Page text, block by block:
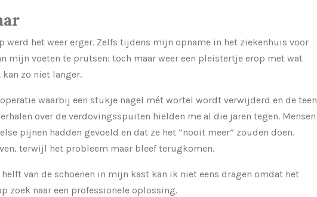
werd het weer erger. Zelfs tijdens mijn opname in het ziekenhuis voor
mijn voeten te prutsen: toch maar weer een pleistertje erop met wat
zo niet langer.
waarbij een stukje nagel mét wortel wordt verwijderd en de teen
over de verdovingsspuiten hielden me al die jaren tegen. Mensen
pijnen hadden gevoeld en dat ze het “nooit meer” zouden doen.
terwijl het probleem maar bleef terugkomen.
van de schoenen in mijn kast kan ik niet eens dragen omdat het
zoek naar een professionele oplossing.